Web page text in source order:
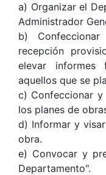
a) Organizar el
Administrador
b)
recepción
elevar
aquellos que se
c) Confeccionar y
los planes de
d) Informar y
obra.
e) Convocar y
Departamento".